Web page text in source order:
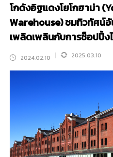
โกดังอิฐแดงโยโกฮาม่า
Warehouse) ชมทิวทัศน์
เพลิดเพลินกับการช็อปปิ้ง
2024.02.10 2025.03.10